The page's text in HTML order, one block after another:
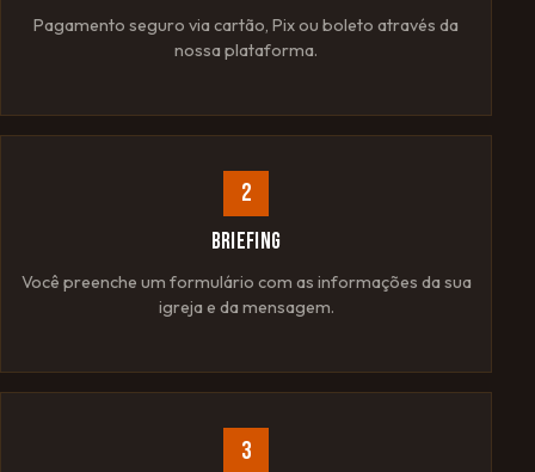
Pagamento seguro via cartão, Pix ou boleto através da
nossa plataforma.
2
BRIEFING
Você preenche um formulário com as informações da sua
igreja e da mensagem.
3